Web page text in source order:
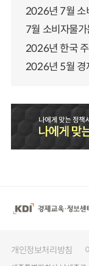
2026년 7월 소
7월 소비자물
2026년 한국
2026년 5월 경
개인정보처리방침